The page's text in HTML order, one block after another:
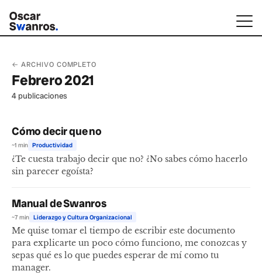
← ARCHIVO COMPLETO
Febrero 2021
4 publicaciones
Cómo decir que no
~1 min Productividad
¿Te cuesta trabajo decir que no? ¿No sabes cómo hacerlo
sin parecer egoísta?
Manual de Swanros
~7 min Liderazgo y Cultura Organizacional
Me quise tomar el tiempo de escribir este documento
para explicarte un poco cómo funciono, me conozcas y
sepas qué es lo que puedes esperar de mí como tu
manager.